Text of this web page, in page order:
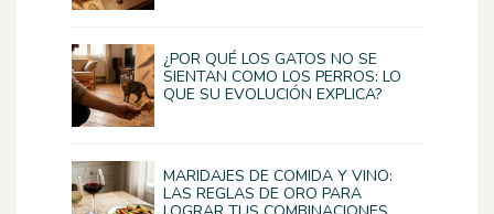
¿POR QUÉ LOS GATOS NO SE
SIENTAN COMO LOS PERROS: LO
QUE SU EVOLUCIÓN EXPLICA?
MARIDAJES DE COMIDA Y VINO:
LAS REGLAS DE ORO PARA